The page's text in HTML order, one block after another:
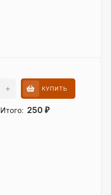
+ КУПИТЬ
Итого: 250₽